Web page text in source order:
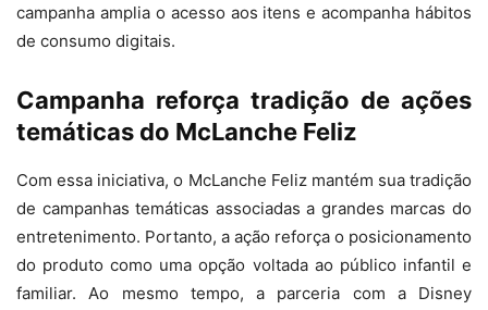
campanha amplia o acesso aos itens e acompanha hábitos
de consumo digitais.
Campanha reforça tradição de ações
temáticas do McLanche Feliz
Com essa iniciativa, o McLanche Feliz mantém sua tradição
de campanhas temáticas associadas a grandes marcas do
entretenimento. Portanto, a ação reforça o posicionamento
do produto como uma opção voltada ao público infantil e
familiar. Ao mesmo tempo, a parceria com a Disney